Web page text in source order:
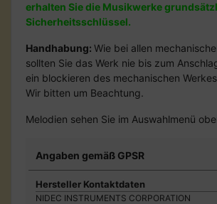
erhalten Sie die Musikwerke
Sicherheitsschlüssel.
Handhabung: Wie bei allen
sollten Sie das Werk nie bis zum
ein blockieren des mechanischen
Wir bitten um Beachtung.
Melodien sehen Sie im Auswahlmenü
Angaben gemäß GPSR
Hersteller Kontaktdaten
NIDEC INSTRUMENTS CORPORATION